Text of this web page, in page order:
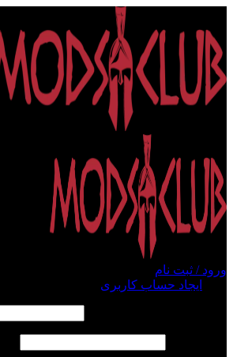
ورود / ثبت نام
ایجاد حساب کاربری